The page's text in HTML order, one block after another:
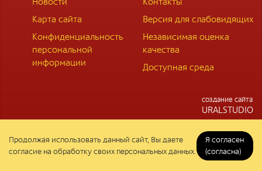
Карта сайта
Версия для слабовидящих
Конфиденциальность
персональной
информации
Независимая оценка
качества
Доступная среда
cоздание сайта
URALSTUDIO
Продолжая использовать данный сайт, Вы даете
согласие на обработку своих персональных данных.
Я согласен
(согласна)